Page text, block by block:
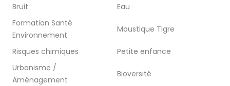
Bruit
Eau
Formation Santé
Environnement
Moustique Tigre
Risques chimiques
Petite enfance
Urbanisme /
Aménagement
Bioversité